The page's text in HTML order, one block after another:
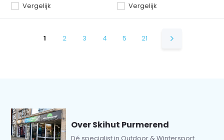
Vergelijk Vergelijk
1 2 3 4 5 21
Over Skihut Purmerend